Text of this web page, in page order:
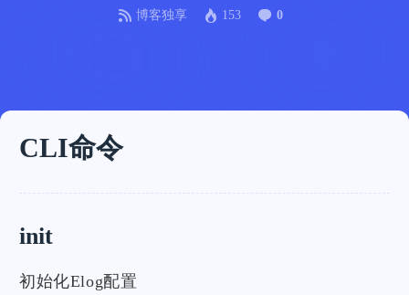
博客独享
153 0
CLI命令
init
初始化Elog配置